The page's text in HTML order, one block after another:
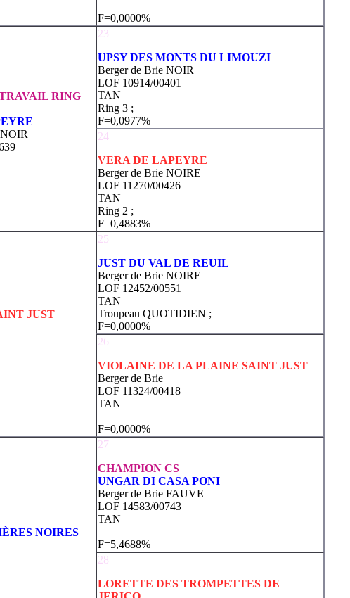
F=0,0000%
RING
23
UPSY DES MONTS DU LIMOUZI
Berger de Brie NOIR
LOF 10914/00401
TAN
Ring 3 ;
F=0,0977%
24
VERA DE LAPEYRE
Berger de Brie NOIRE
LOF 11270/00426
TAN
Ring 2 ;
F=0,4883%
JUST
25
JUST DU VAL DE REUIL
Berger de Brie NOIRE
LOF 12452/00551
TAN
Troupeau QUOTIDIEN ;
F=0,0000%
26
VIOLAINE DE LA PLAINE SAINT JUST
Berger de Brie
LOF 11324/00418
TAN
F=0,0000%
NOIRES
27
CHAMPION CS
UNGAR DI CASA PONI
Berger de Brie FAUVE
LOF 14583/00743
TAN
F=5,4688%
28
LORETTE DES TROMPETTES DE